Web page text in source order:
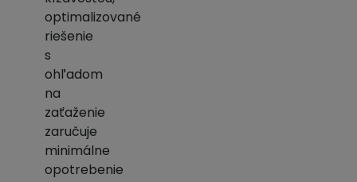
optimalizované
riešenie
s
ohľadom
na
zaťaženie
zaručuje
minimálne
opotrebenie